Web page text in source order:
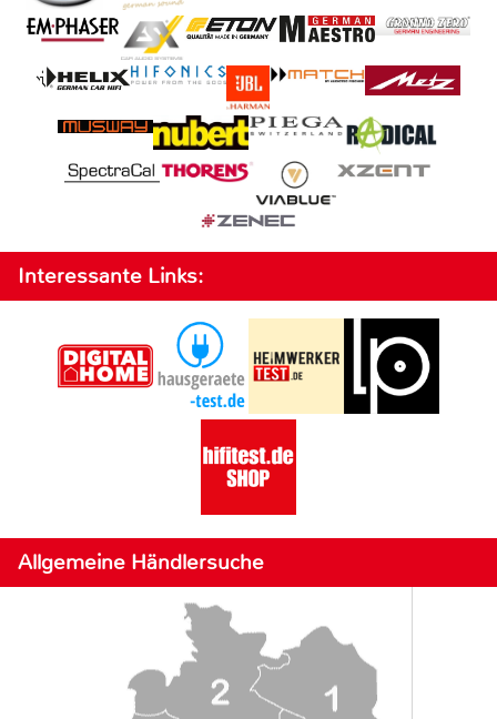
Interessante Links:
Allgemeine Händlersuche